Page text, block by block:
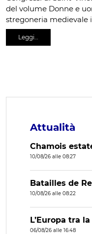
del volume Donne e
stregoneria medievale
Leggi…
Attualità
Chamois
10/08/26 alle 08:27
Batailles de
10/08/26 alle 08:22
L’Europa tra
06/08/26 alle 16:48